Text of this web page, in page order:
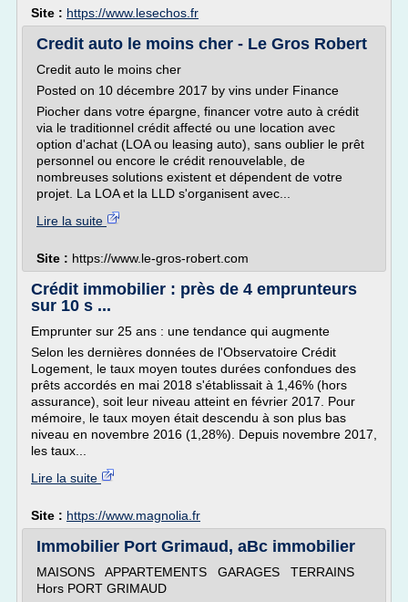
Site : https://www.lesechos.fr
Credit auto le moins cher - Le Gros Robert
Credit auto le moins cher
Posted on 10 décembre 2017 by vins under Finance
Piocher dans votre épargne, financer votre auto à crédit
via le traditionnel crédit affecté ou une location avec
option d'achat (LOA ou leasing auto), sans oublier le prêt
personnel ou encore le crédit renouvelable, de
nombreuses solutions existent et dépendent de votre
projet. La LOA et la LLD s'organisent avec...
Lire la suite
Site : https://www.le-gros-robert.com
Crédit immobilier : près de 4 emprunteurs
sur 10 s ...
Emprunter sur 25 ans : une tendance qui augmente
Selon les dernières données de l'Observatoire Crédit
Logement, le taux moyen toutes durées confondues des
prêts accordés en mai 2018 s'établissait à 1,46% (hors
assurance), soit leur niveau atteint en février 2017. Pour
mémoire, le taux moyen était descendu à son plus bas
niveau en novembre 2016 (1,28%). Depuis novembre 2017,
les taux...
Lire la suite
Site : https://www.magnolia.fr
Immobilier Port Grimaud, aBc immobilier
MAISONS APPARTEMENTS GARAGES TERRAINS
Hors PORT GRIMAUD